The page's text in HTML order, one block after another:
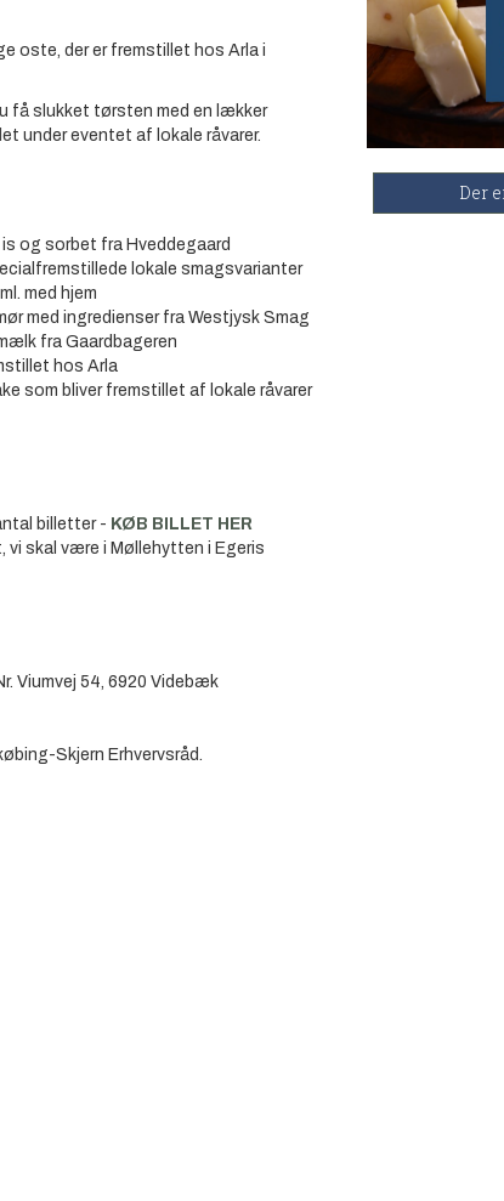
oste, der er fremstillet hos Arla i
få slukket tørsten med en lækker
under eventet af lokale råvarer.
og sorbet fra Hveddegaard
lokale smagsvarianter
med hjem
med ingredienser fra Westjysk Smag
fra Gaardbageren
hos Arla
som bliver fremstillet af lokale råvarer
billetter - KØB BILLET HER
vi skal være i Møllehytten i Egeris
Viumvej 54, 6920 Videbæk
Skjern Erhvervsråd.
Der